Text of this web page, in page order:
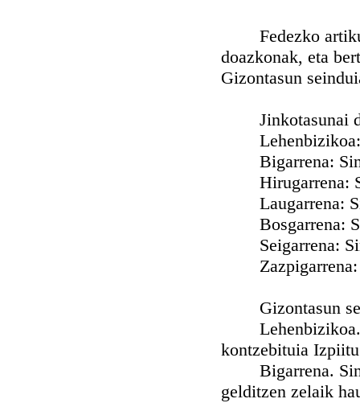
Fedezko
doazkonak, eta
Gizontasun
Jinkotasunai
Lehenbizikoa:
Bigarrena:
Hirugarrena:
Laugarrena:
Bosgarrena:
Seigarrena:
Zazpigarrena:
Gizontasun
Lehenbizikoa.
kontzebituia
Bigarrena.
gelditzen zelaik